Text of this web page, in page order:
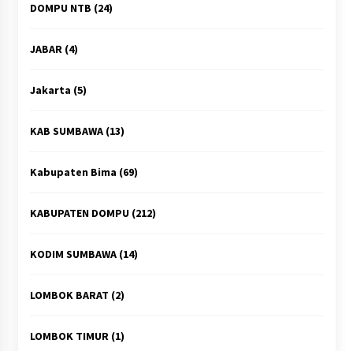
DOMPU NTB (24)
JABAR(4)
Jakarta (5)
KAB SUMBAWA(13)
Kabupaten Bima (69)
KABUPATEN DOMPU(212)
KODIM SUMBAWA(14)
LOMBOK BARAT (2)
LOMBOK TIMUR(1)